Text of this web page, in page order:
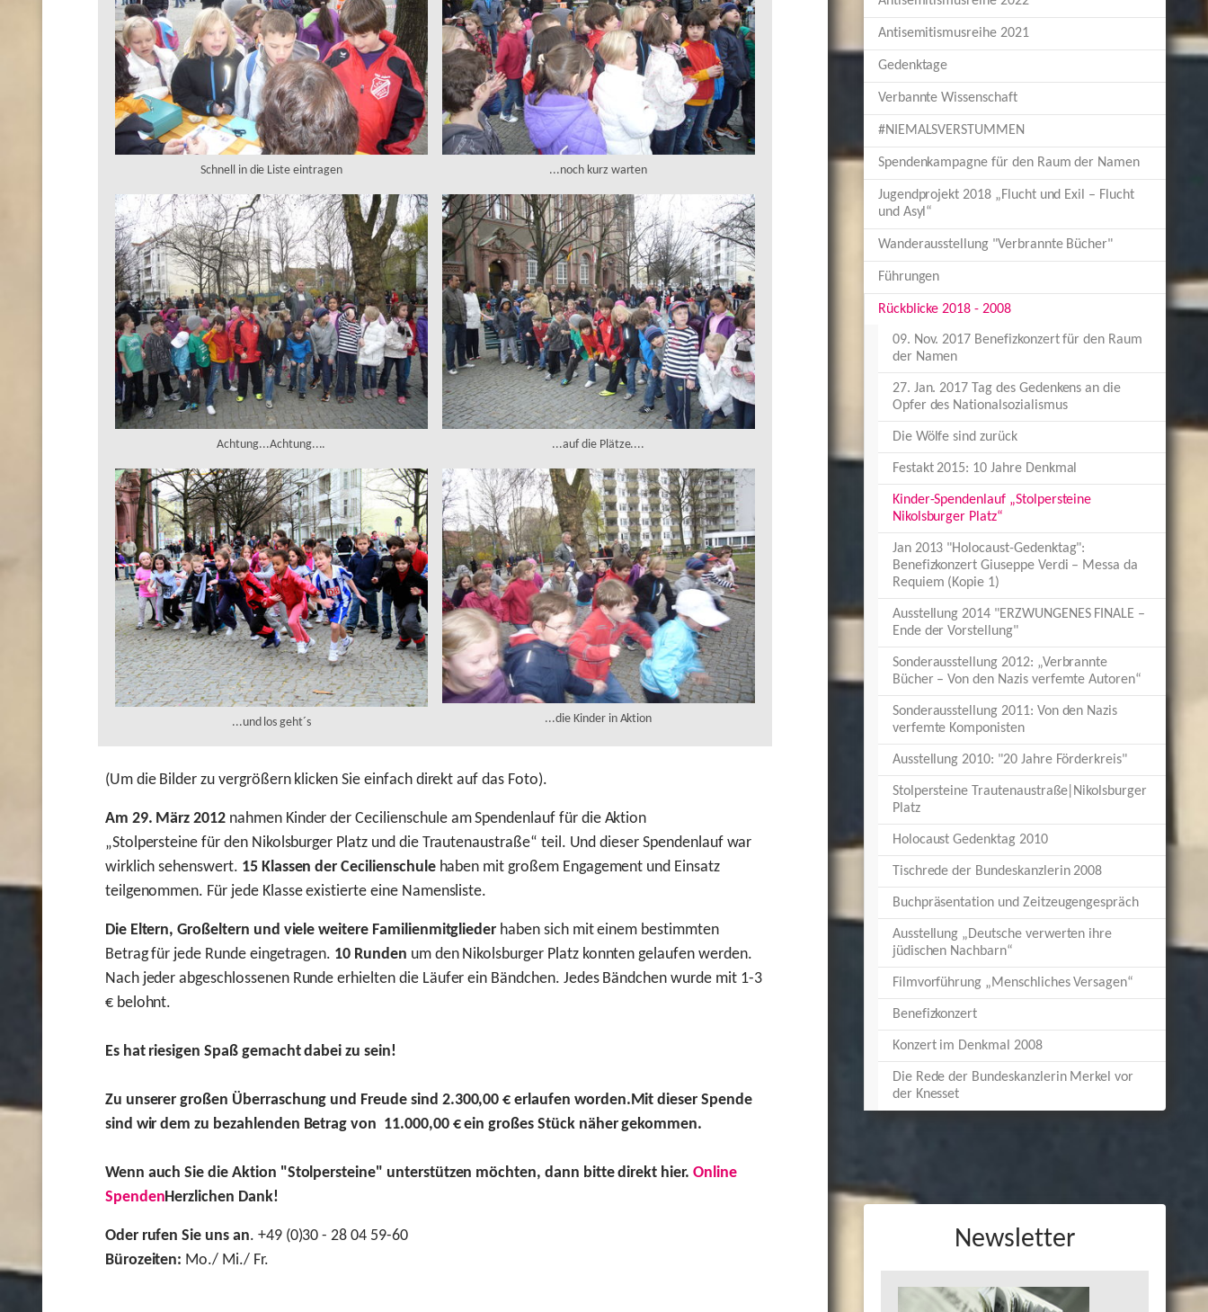
Schnell in die Liste eintragen ...noch kurz warten
Achtung...Achtung.... ...auf die Plätze....
...und los geht´s ...die Kinder in Aktion
(Um die Bilder zu vergrößern klicken Sie einfach direkt auf das Foto).
Am 29. März 2012 nahmen Kinder der Cecilienschule am Spendenlauf für die Aktion
„Stolpersteine für den Nikolsburger Platz und die Trautenaustraße“ teil. Und dieser Spendenlauf war
wirklich sehenswert. 15 Klassen der Cecilienschulehaben mit großem Engagement und Einsatz
teilgenommen. Für jede Klasse existierte eine Namensliste.
Die Eltern, Großeltern und viele weitere Familienmitglieder haben sich mit einem bestimmten
Betrag für jede Runde eingetragen. 10 Runden um den Nikolsburger Platz konnten gelaufen werden.
Nach jeder abgeschlossenen Runde erhielten die Läufer ein Bändchen. Jedes Bändchen wurde mit 1-3
€ belohnt.
Es hat riesigen Spaß gemacht dabei zu sein!
Zu unserer großen Überraschung und Freude sind 2.300,00€erlaufen worden. Mit dieser Spende
sind wir dem zu bezahlenden Betrag von 11.000,00 € ein großes Stück näher gekommen.
Wenn auch Sie die Aktion "Stolpersteine" unterstützen möchten, dann bitte direkt hier. Online
SpendenHerzlichen Dank!
Oder rufen Sie uns an. +49 (0)30 - 28 04 59-60
Bürozeiten: Mo./ Mi./ Fr.
Antisemitismusreihe 2021
Gedenktage
Verbannte Wissenschaft
#NIEMALSVERSTUMMEN
Spendenkampagne für den Raum der Namen
Jugendprojekt 2018 „Flucht und Exil – Flucht
und Asyl“
Wanderausstellung "Verbrannte Bücher"
Führungen
Rückblicke 2018 - 2008
09. Nov. 2017 Benefizkonzert für den Raum
der Namen
27. Jan. 2017 Tag des Gedenkens an die
Opfer des Nationalsozialismus
Die Wölfe sind zurück
Festakt 2015: 10 Jahre Denkmal
Kinder-Spendenlauf „Stolpersteine
Nikolsburger Platz“(current)
Jan 2013 "Holocaust-Gedenktag":
Benefizkonzert Giuseppe Verdi – Messa da
Requiem (Kopie 1)
Ausstellung 2014 "ERZWUNGENES FINALE –
Ende der Vorstellung"
Sonderausstellung 2012: „Verbrannte
Bücher – Von den Nazis verfemte Autoren“
Sonderausstellung 2011: Von den Nazis
verfemte Komponisten
Ausstellung 2010: "20 Jahre Förderkreis"
Stolpersteine Trautenaustraße|Nikolsburger
Platz
Holocaust Gedenktag 2010
Tischrede der Bundeskanzlerin 2008
Buchpräsentation und Zeitzeugengespräch
Ausstellung „Deutsche verwerten ihre
jüdischen Nachbarn“
Filmvorführung „Menschliches Versagen“
Benefizkonzert
Konzert im Denkmal 2008
Die Rede der Bundeskanzlerin Merkel vor
der Knesset
Newsletter